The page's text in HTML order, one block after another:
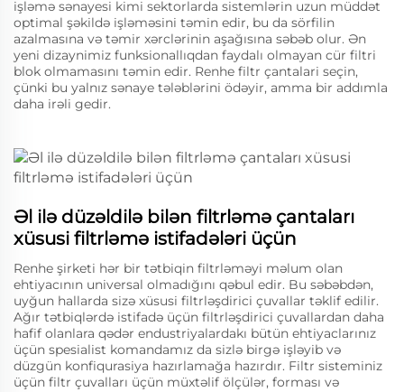
işləmə sənayesi kimi sektorlarda sistemlərin uzun müddət
optimal şəkildə işləməsini təmin edir, bu da sörfilin
azalmasına və təmir xərclərinin aşağısına səbəb olur. Ən
yeni dizaynimiz funksionallıqdan faydalı olmayan cür filtri
blok olmamasını təmin edir. Renhe filtr çantalari seçin,
çünki bu yalnız sənaye tələblərini ödəyir, amma bir addımla
daha irəli gedir.
Əl ilə düzəldilə bilən filtrləmə çantaları
xüsusi filtrləmə istifadələri üçün
Renhe şirketi hər bir tətbiqin filtrləməyi məlum olan
ehtiyacının universal olmadığını qəbul edir. Bu səbəbdən,
uyğun hallarda sizə xüsusi filtrləşdirici çuvallar təklif edilir.
Ağır tətbiqlərdə istifadə üçün filtrləşdirici çuvallardan daha
hafif olanlara qədər endustriyalardakı bütün ehtiyaclarınız
üçün spesialist komandamız da sizlə birgə işləyib və
düzgün konfiqurasiya hazırlamağa hazırdır. Filtr sisteminiz
üçün filtr çuvalları üçün müxtəlif ölçülər, forması və